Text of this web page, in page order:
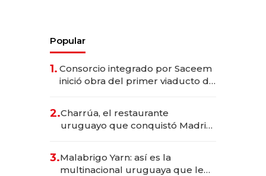
Popular
1. Consorcio integrado por Saceem
inició obra del primer viaducto de
millones
2.Charrúa, el restaurante
uruguayo que conquistó Madrid:
anticipación y prepara apertura
3.Malabrigo Yarn: así es la
multinacional uruguaya que le